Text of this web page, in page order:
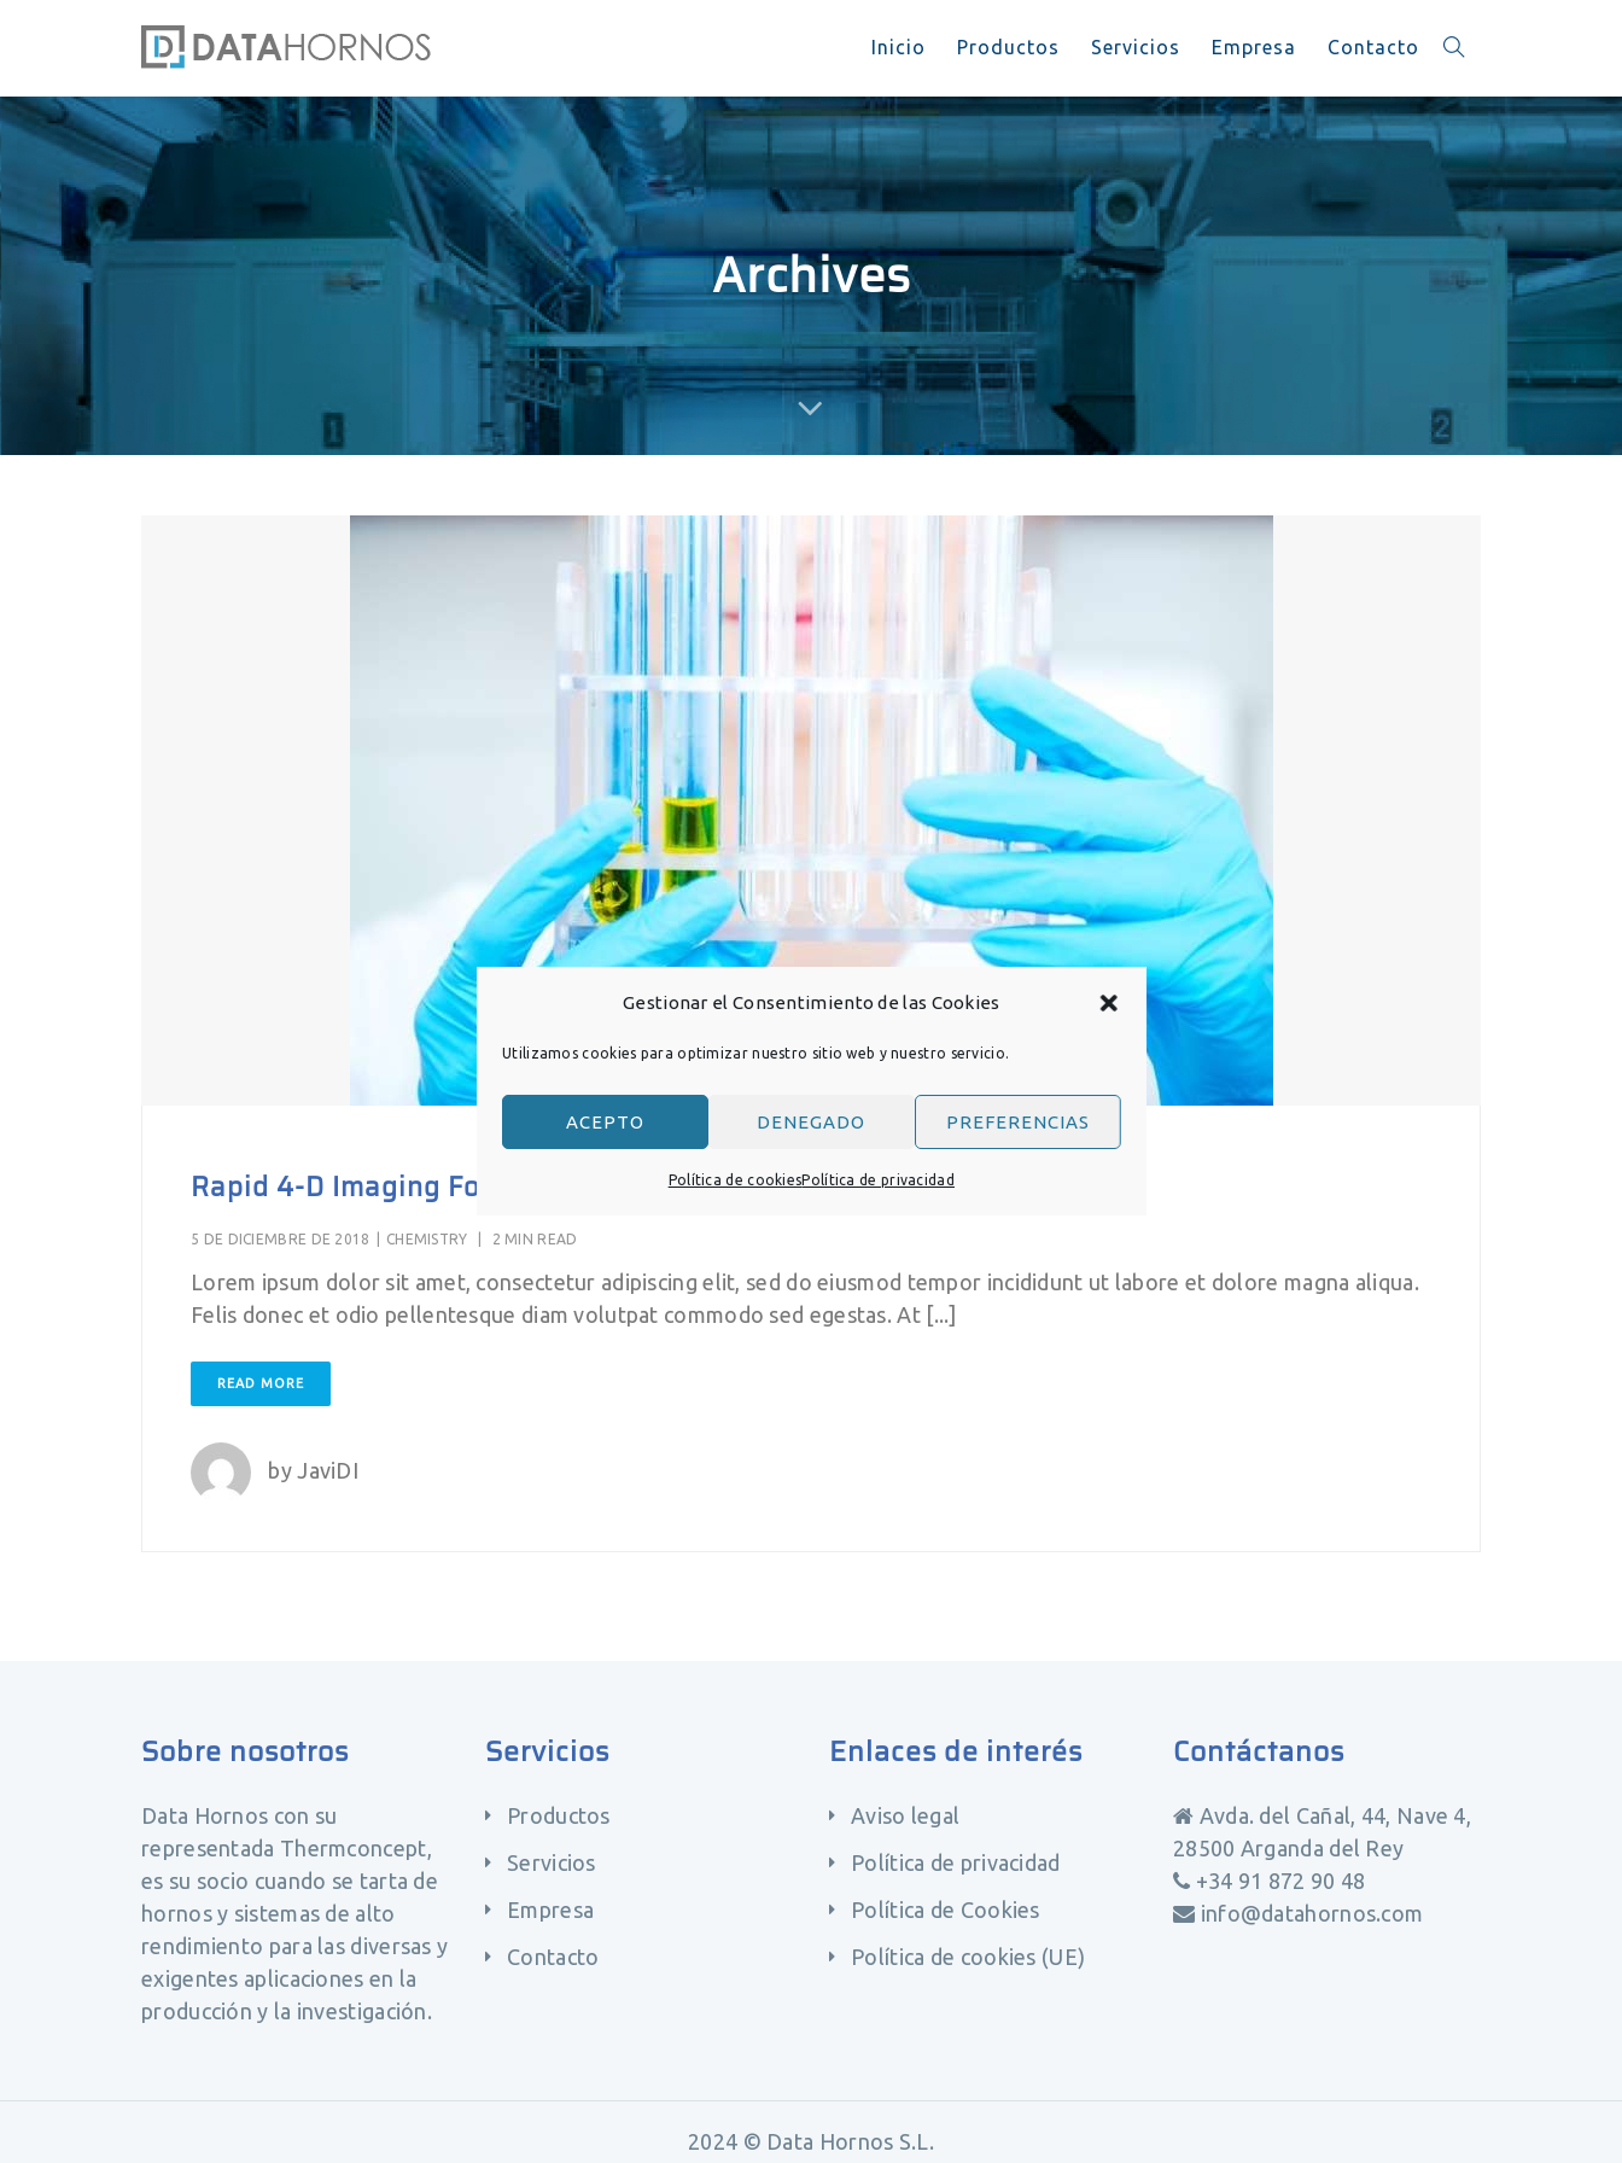
Gestionar el Consentimiento de las Cookies
Utilizamos cookies para optimizar nuestro sitio web y nuestro servicio.
ACEPTO DENEGADO PREFERENCIAS
Política de cookiesPolítica de privacidad
Inicio Productos Servicios Empresa Contacto
Archives
Rapid 4-D Imaging Focused on Protein Folding
5 DE DICIEMBRE DE 2018 CHEMISTRY 2 MIN READ
Lorem ipsum dolor sit amet, consectetur adipiscing elit, sed do eiusmod tempor incididunt ut labore et dolore magna aliqua.
Felis donec et odio pellentesque diam volutpat commodo sed egestas. At [...]
READ MORE
by JaviDI
Sobre nosotros
Data Hornos con su
representada Thermconcept,
es su socio cuando se tarta de
hornos y sistemas de alto
rendimiento para las diversas y
exigentes aplicaciones en la
producción y la investigación.
Servicios
Productos
Servicios
Empresa
Contacto
Enlaces de interés
Aviso legal
Política de privacidad
Política de Cookies
Política de cookies (UE)
Contáctanos
Avda. del Cañal, 44, Nave 4,
28500 Arganda del Rey
+34 91 872 90 48
info@datahornos.com
2024 © Data Hornos S.L.